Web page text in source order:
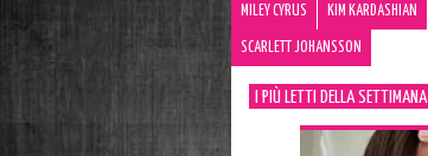
MILEY CYRUS KIM KARDASHIAN
SCARLETT JOHANSSON
I PIÙ LETTI DELLA SETTIMANA